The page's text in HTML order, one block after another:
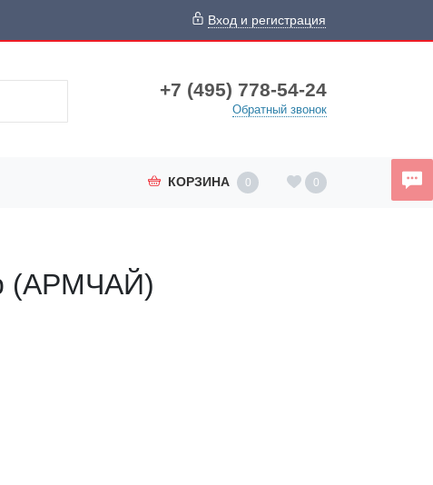
Вход и регистрация
+7 (495) 778-54-24
Обратный звонок
КОРЗИНА 0 0
(АРМЧАЙ)